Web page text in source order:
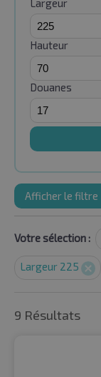
Largeur
Hauteur
Douanes
Afficher le filtre
Votre sélection :
Largeur 225
9 Résultats